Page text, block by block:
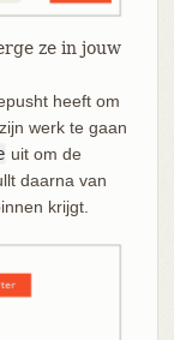
ze in jouw
heeft om
werk te gaan
uit om de
daarna van
krijgt.